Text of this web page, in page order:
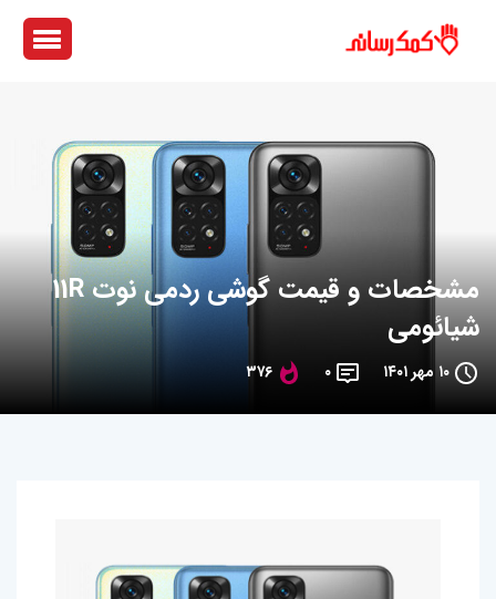
مشخصات و قیمت گوشی ردمی نوت 11R
شیائومی
۱۰ مهر ۱۴۰۱ ۰ ۳۷۶